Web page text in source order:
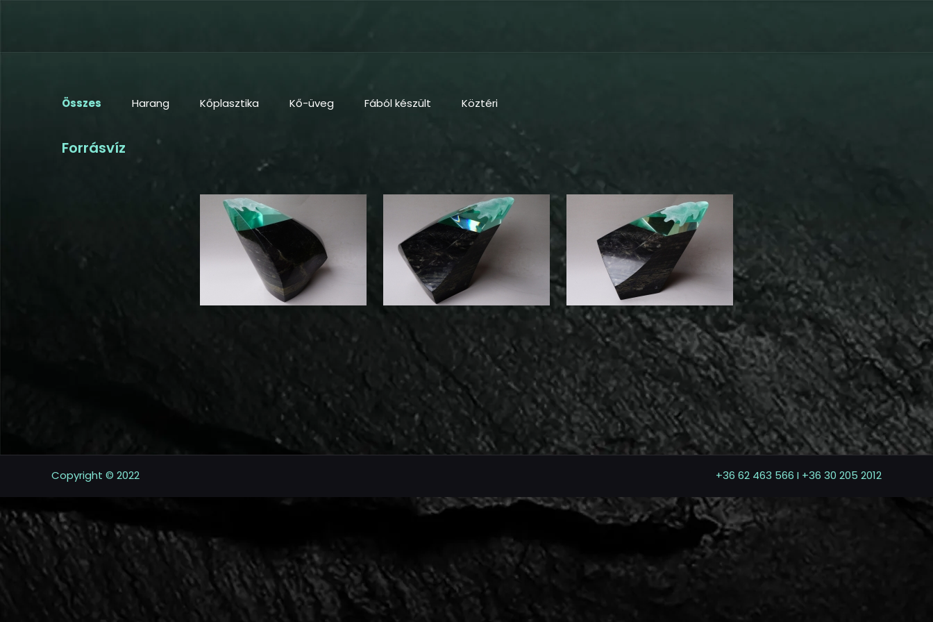
Összes Harang Kőplasztika Kő-üveg Fából készült Köztéri
Forrásvíz
Copyright © 2022 +36 62 463 566 I +36 30 205 2012